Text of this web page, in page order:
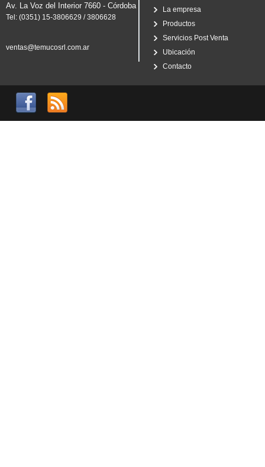
Av. La Voz del Interior 7660 - Córdoba
Tel: (0351) 15-3806629 / 3806628
ventas@temucosrl.com.ar
La empresa
Productos
Servicios Post Venta
Ubicación
Contacto